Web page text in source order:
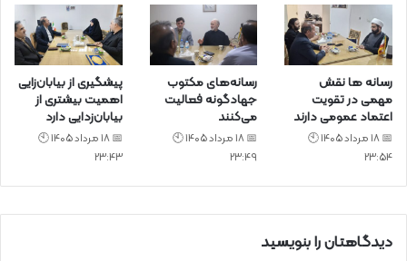
رسانه ها نقش
مهمی در تقویت
اعتماد عمومی دارند
📅 18 مرداد 1405 🕙
23:54
رسانه‌های مکتوب
جهادگونه فعالیت
می‌کنند
📅 18 مرداد 1405 🕙
23:49
پیشگیری از بیابان‌زایی
اهمیت بیشتری از
بیابان‌زدایی دارد
📅 18 مرداد 1405 🕙
23:43
دیدگاهتان را بنویسید